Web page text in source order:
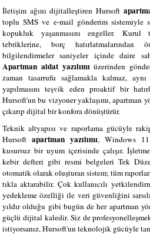
İletişim ağını dijitalleştiren Hursoft
toplu SMS ve e-mail gönderim sistemiyle
kopukluk yaşanmasını engeller. Kurul
tebriklerine, borç
bilgilendirmeler saniyeler içinde daire
Apartman aidat yazılımıüzerinden
zaman tasarrufu sağlamakla kalmaz, aynı
yapılmasını teşvik eden proaktif bir
Hursoft'un bu vizyoner yaklaşımı,
çıkarıp dijital bir konfora dönüştürür.
Teknik altyapısı ve raporlama gücüyle
Hursoft apartman yazılımı, Windows
kusursuz bir uyum içerisinde çalışır.
kebir defteri gibi resmi belgeleri Tek
otomatik olarak oluşturan sistem; tüm
tıkla aktarabilir. Çok kullanıcılı
yedekleme özelliği ile veri güvenliğini
yıldır olduğu gibi bugün de her apartman
güçlü dijital kaledir. Siz de
istiyorsanız, Hursoft'un teknolojik gücüyle